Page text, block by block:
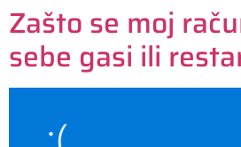
Zašto se moj
sebe gasi ili